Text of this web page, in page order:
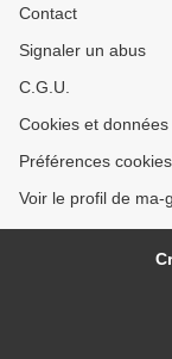
Contact
Signaler un abus
C.G.U.
Cookies et
Préférences cookies
Voir le profil de ma-